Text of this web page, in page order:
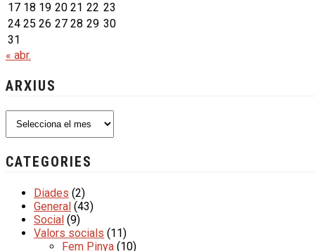
17 18 19 20 21 22 23
24 25 26 27 28 29 30
31
« abr.
ARXIUS
CATEGORIES
Diades (2)
General (43)
Social (9)
Valors socials (11)
Fem Pinya (10)